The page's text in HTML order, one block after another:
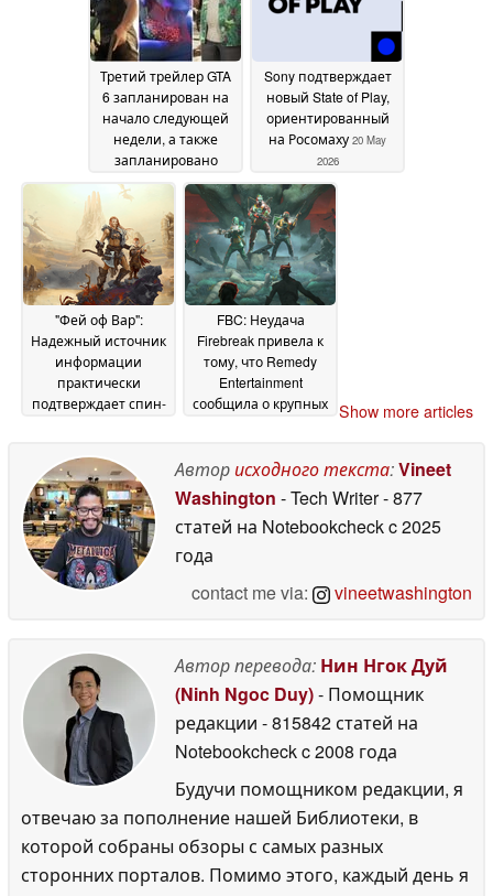
Третий трейлер GTA
6 запланирован на
начало следующей
недели, а также
запланировано
появление State of
Play, судя по новой
утечке
22 May 2026
Sony подтверждает
новый State of Play,
ориентированный
на Росомаху 20 May
2026
"Фей оф Вар":
Надежный источник
информации
практически
подтверждает спин-
State of Play14 May 2026
FBC: Неудача
Firebreak привела к
тому, что Remedy
Entertainment
сообщила о крупных
2025
Show more articles
Авторисходного текста:Vineet
Washington - Tech Writer- 877
статей на Notebookcheckc 2025
года
contact me via:
vineetwashington
Автор перевода: Нин Нгок Дуй
(Ninh Ngoc Duy)- Помощник
редакции - 815842 статей на
Notebookcheckc 2008 года
Будучи помощником редакции, я
отвечаю за пополнение нашей Библиотеки, в
которой собраны обзоры с самых разных
сторонних порталов. Помимо этого, каждый день я